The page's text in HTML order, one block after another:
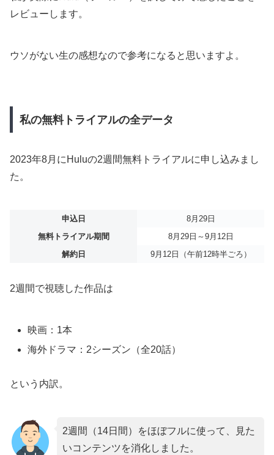
レビューします。
ウソがない生の感想なので参考になると思いますよ。
私の無料トライアルの全データ
2023年8月にHuluの2週間無料トライアルに申し込みまし
た。
申込日
8月29日
無料トライアル期間
8月29日～9月12日
解約日
9月12日（午前12時半ごろ）
2週間で視聴した作品は
映画：1本
海外ドラマ：2シーズン（全20話）
という内訳。
2週間（14日間）をほぼフルに使って、見た
いコンテンツを消化しました。